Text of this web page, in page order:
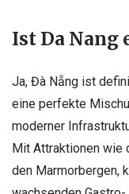
Ist Da Nang
Ja, Đà Nẵng ist
eine perfekte
moderner
Mit Attraktionen wie
den Marmorbergen,